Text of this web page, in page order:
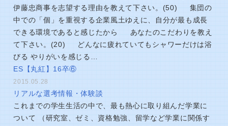
伊藤忠商事を志望する理由を教えて下さい。(50) 集団の
中での「個」を重視する企業風土ゆえに、自分が最も成長
できる環境であると感じたから あなたのこだわりを教え
て下さい。(20) どんなに疲れていてもシャワーだけは浴
びる やりがいを感じる…
ES【丸紅】16卒⑥
2015.05.28
リアルな選考情報・体験談
これまでの学生生活の中で、最も熱心に取り組んだ学業に
ついて （研究室、ゼミ、資格勉強、留学など学業に関係す